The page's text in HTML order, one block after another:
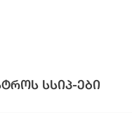
სსიპ-ები